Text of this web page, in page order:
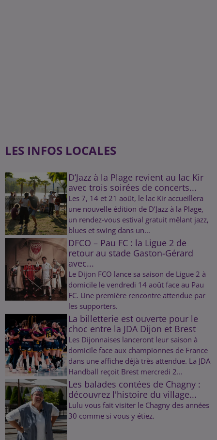
LES INFOS LOCALES
D’Jazz à la Plage revient au lac Kir
avec trois soirées de concerts...
Les 7, 14 et 21 août, le lac Kir accueillera
une nouvelle édition de D’Jazz à la Plage,
un rendez-vous estival gratuit mêlant jazz,
blues et swing dans un...
DFCO – Pau FC : la Ligue 2 de
retour au stade Gaston-Gérard
avec...
Le Dijon FCO lance sa saison de Ligue 2 à
domicile le vendredi 14 août face au Pau
FC. Une première rencontre attendue par
les supporters.
La billetterie est ouverte pour le
choc entre la JDA Dijon et Brest
Les Dijonnaises lanceront leur saison à
domicile face aux championnes de France
dans une affiche déjà très attendue. La JDA
Handball reçoit Brest mercredi 2...
Les balades contées de Chagny :
découvrez l'histoire du village...
Lulu vous fait visiter le Chagny des années
30 comme si vous y étiez.